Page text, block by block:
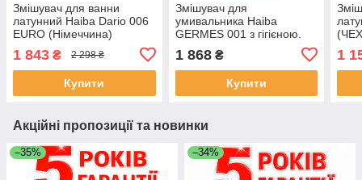
Змішувач для ванни
латунний Haiba Dario 006
EURO (Німеччина)
1 843 ₴ 2 298 ₴
Купити
Змішувач для
умивальника Haiba
GERMES 001 з гігієною.
1 868₴
Купити
1
Акційні пропозиції та новинки
–35% –34%